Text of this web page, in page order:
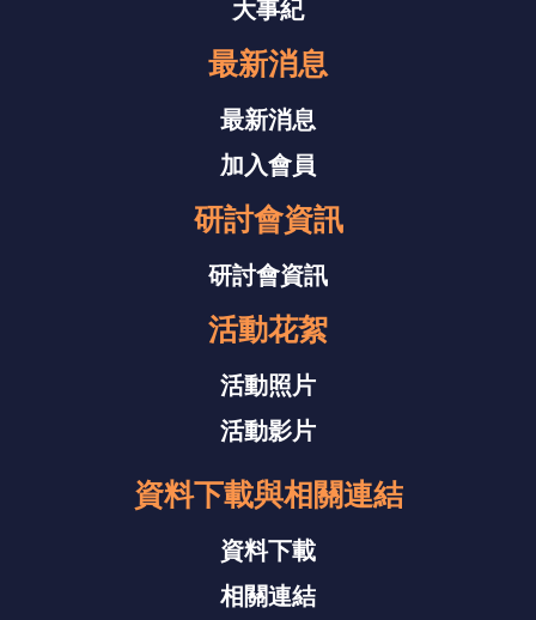
大事紀
最新消息
最新消息
加入會員
研討會資訊
研討會資訊
活動花絮
活動照片
活動影片
資料下載與相關連結
資料下載
相關連結